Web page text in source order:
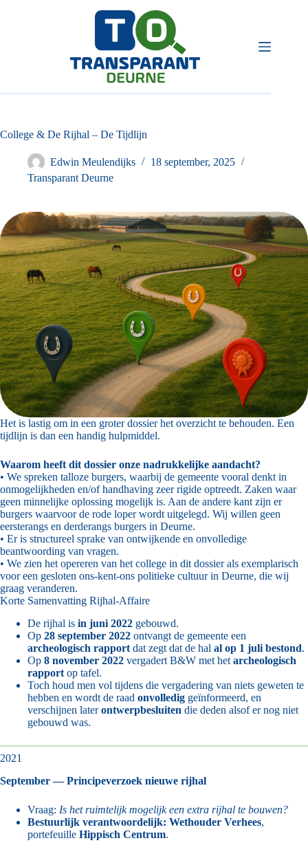
College & De Rijhal – De Tijdlijn
Edwin Meulendijks
18 september, 2025
Transparant Deurne
Het is lastig om in een groter dossier het overzicht te behouden. Een
tijdlijn is dan een handig hulpmiddel.
Waarom heeft dit dossier onze nadrukkelijke aandacht?
• We spreken talloze burgers, waarbij de gemeente vooral denkt in
onmogelijkheden en/of handhaving zeer rigide optreedt. Zaken waar
geen minnelijke oplossing mogelijk is. Aan de andere kant zijn er
burgers waarvoor de rode loper wordt uitgelegd. Wij willen geen
eersterangs en derderangs burgers in Deurne.
• Er is structureel sprake van ontwijkende en onvolledige
beantwoording van vragen.
• We zien het opereren van het college in dit dossier als exemplarisch
voor een gesloten ons-kent-ons politieke cultuur in Deurne, die wij
graag veranderen.
Korte Samenvatting Rijhal-Affaire
De rijhal is in juni 2022 gebouwd.
Op 28 september 2022 ontvangt de gemeente een
archeologisch rapport dat zegt dat de hal al op 1 juli bestond.
Op 8 november 2022 vergadert B&W met het archeologisch
rapport op tafel.
Toch houd men vol tijdens die vergadering van niets geweten te
hebben en wordt de raad onvolledig geïnformeerd, en
verschijnen laterontwerpbesluiten die deden alsof er nog niet
gebouwd was.
2021
September — Principeverzoek nieuwe rijhal
Vraag: Is het ruimtelijk mogelijk een extra rijhal te bouwen?
Bestuurlijk verantwoordelijk: Wethouder Verhees,
portefeuille Hippisch Centrum.